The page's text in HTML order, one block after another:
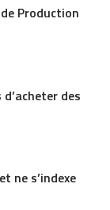
Production
des
ne s’indexe